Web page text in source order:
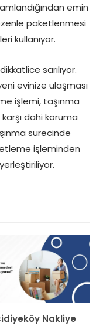
emin
paketlenmesi
kullanıyor.
sarılıyor.
evinize ulaşması
işlemi, taşınma
dahi koruma
sürecinde
işleminden
Nakliye